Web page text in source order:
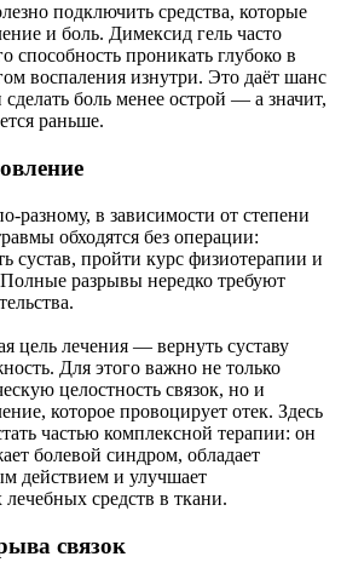
подключить средства, которые
и боль. Димексид гель часто
способность проникать глубоко в
воспаления изнутри. Это даёт шанс
сделать боль менее острой — а значит,
раньше.
разному, в зависимости от степени
обходятся без операции:
сустав, пройти курс физиотерапии и
разрывы нередко требуют
цель лечения — вернуть суставу
Для этого важно не только
целостность связок, но и
которое провоцирует отек. Здесь
частью комплексной терапии: он
болевой синдром, обладает
действием и улучшает
средств в ткани.
связок